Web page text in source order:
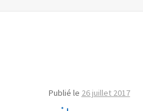
Publié le 26 juillet 2017